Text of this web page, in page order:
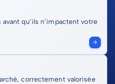
qu’ils n’impactent votre
correctement valorisée